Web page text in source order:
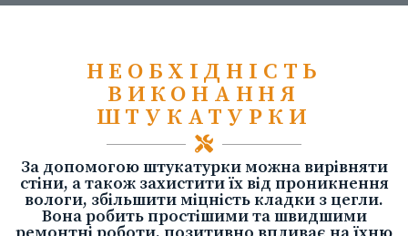
НЕОБХІДНІСТЬ
ВИКОНАННЯ
ШТУКАТУРКИ
За допомогою штукатурки можна вирівняти
стіни, а також захистити їх від проникнення
вологи, збільшити міцність кладки з цегли.
Вона робить простішими та швидшими